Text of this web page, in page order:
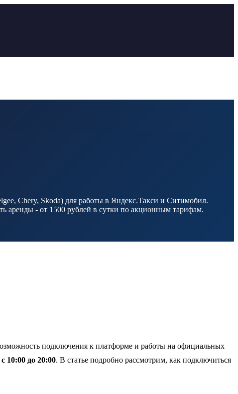
Chery, Skoda) для работы в Яндекс.Такси и Ситимобил.
аренды - от 1500 рублей в сутки по акционным тарифам.
подключения к платформе и работы на официальных
с 10:00 до 20:00. В статье подробно рассмотрим, как подключиться